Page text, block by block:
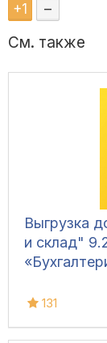
+1 –
См. также
Выгрузка
и склад"
131